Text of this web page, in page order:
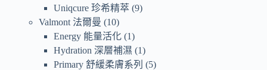
Uniqcure 珍希精萃 9
Valmont 法爾曼
10
Energy 能量活化 1
Hydration 深層補濕
1
Primary 舒緩柔膚系列
5